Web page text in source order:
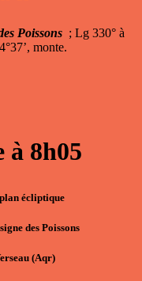
Poissons ; Lg 330° à
monte.
à 8h05
écliptique
des Poissons
(Aqr)